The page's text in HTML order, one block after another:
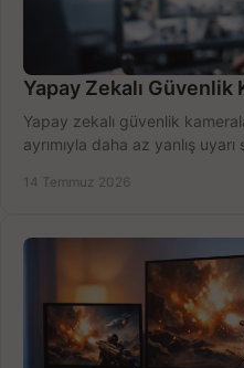
Yapay Zekalı Güvenlik
Yapay zekalı güvenlik
ayrımıyla daha az yanlış
14 Temmuz 2026